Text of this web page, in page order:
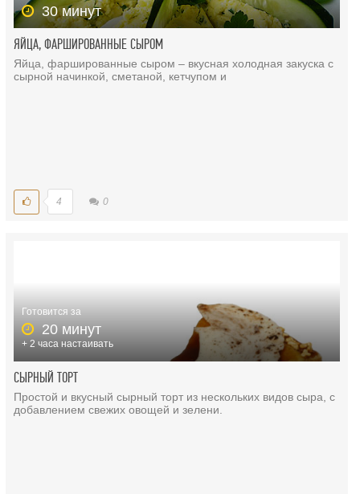
30 минут
ЯЙЦА, ФАРШИРОВАННЫЕ СЫРОМ
Яйца, фаршированные сыром – вкусная холодная закуска с
сырной начинкой, сметаной, кетчупом и
4 0
Готовится за
20 минут
+ 2 часа настаивать
СЫРНЫЙ ТОРТ
Простой и вкусный сырный торт из нескольких видов сыра, с
добавлением свежих овощей и зелени.